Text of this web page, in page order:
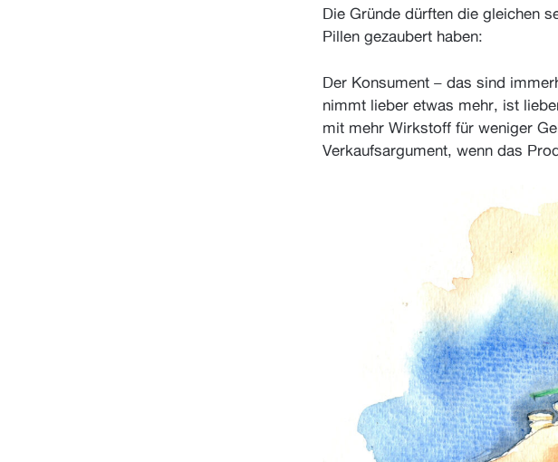
Die Gründe dürften die gleichen
Pillen gezaubert haben:
Der Konsument – das sind
nimmt lieber etwas mehr, ist
mit mehr Wirkstoff für weniger
Verkaufsargument, wenn das